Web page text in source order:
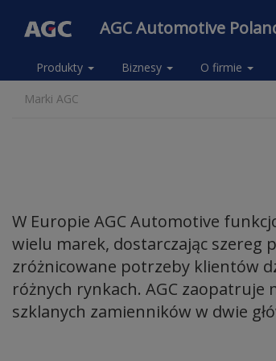
AGC Automotive
Main
navigation
Produkty Biznesy O firmie
Marki AGC
W Europie AGC Automotive
wielu marek, dostarczając szereg
zróżnicowane potrzeby klientów
różnych rynkach. AGC zaopatruje
szklanych zamienników w dwie